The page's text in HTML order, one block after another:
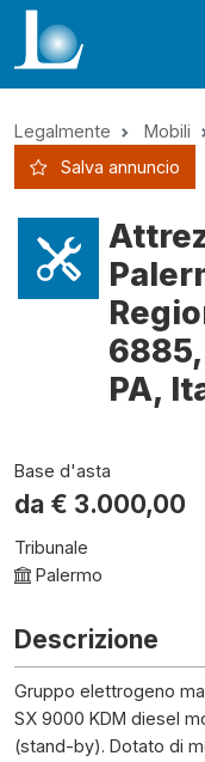
Legalmente Mobili
Salva annuncio
PA,
Base d'asta
da € 3.000,00
Tribunale
Palermo
Descrizione
Gruppo elettrogeno
SX 9000 KDM diesel
(stand-by). Dotato di